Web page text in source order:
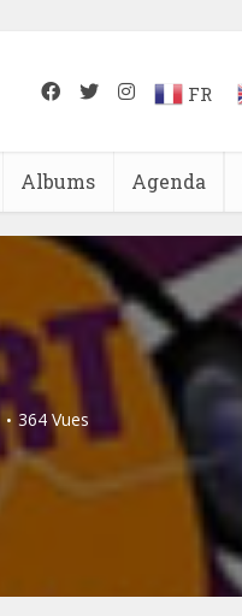
FR
Albums Agenda
364 Vues